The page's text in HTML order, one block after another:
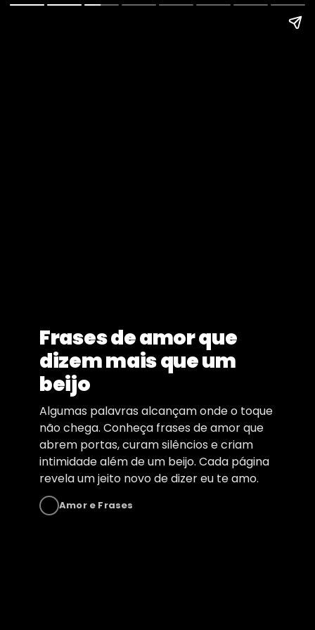
Frases de amor que
dizem mais que um
beijo
Algumas palavras alcançam onde o toque
não chega. Conheça frases de amor que
abrem portas, curam silêncios e criam
intimidade além de um beijo. Cada página
revela um jeito novo de dizer eu te amo.
Amor e Frases